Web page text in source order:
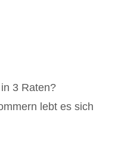
3 Raten?
lebt es sich